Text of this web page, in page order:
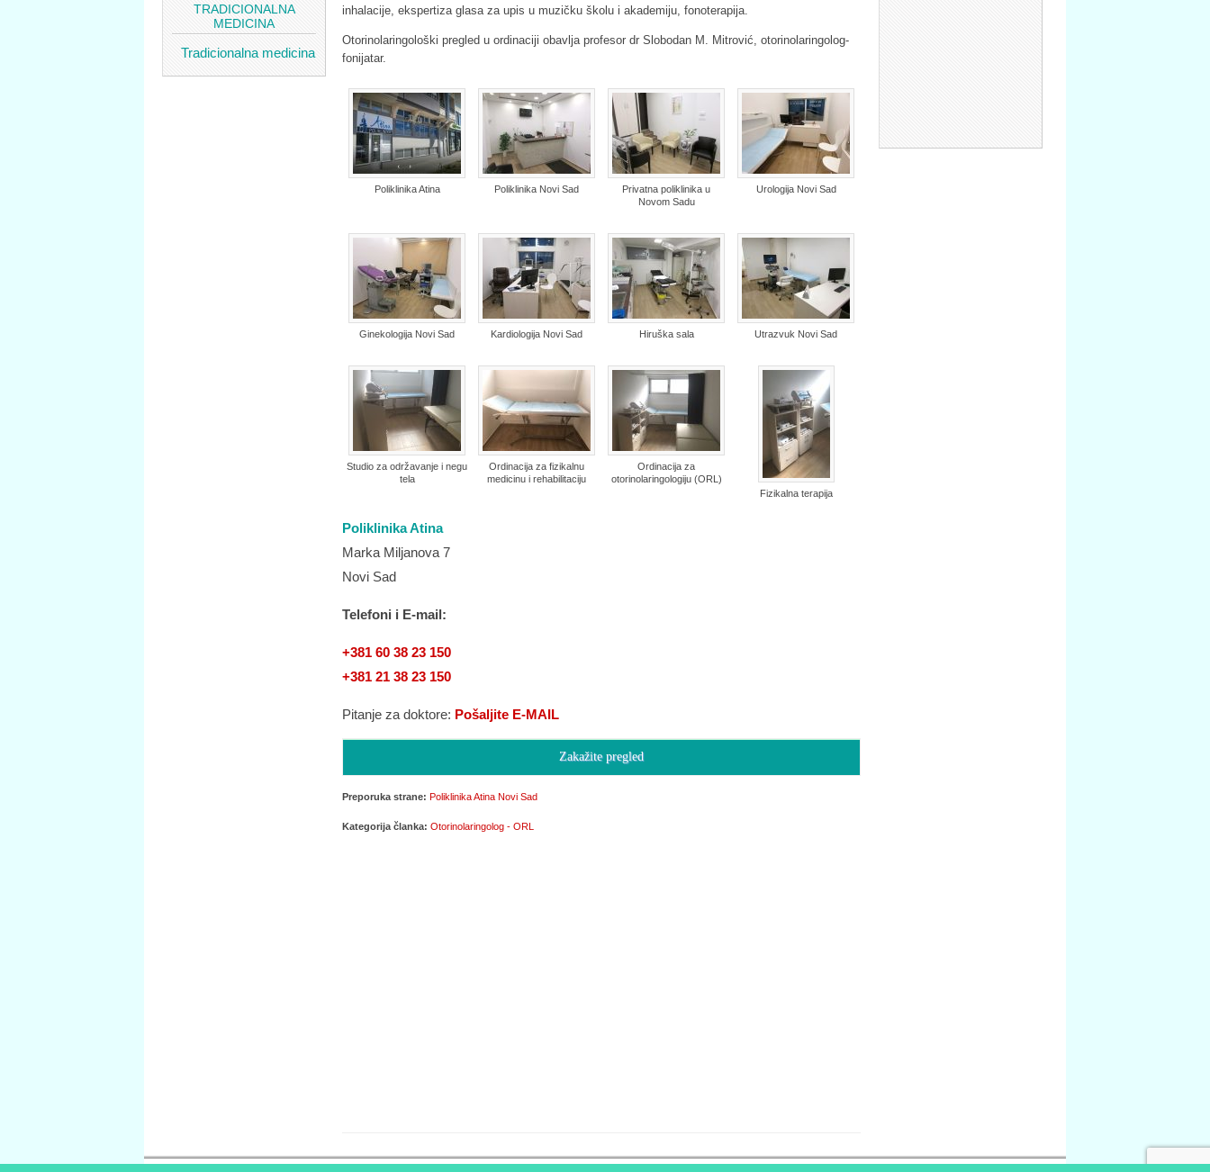
TRADICIONALNA
MEDICINA
Tradicionalna medicina
inhalacije, ekspertiza glasa za upis u muzičku školu i akademiju, fonoterapija.
Otorinolaringološki pregled u ordinaciji obavlja profesor dr Slobodan M. Mitrović, otorinolaringolog-
fonijatar.
Poliklinika Atina Poliklinika Novi Sad
Privatna poliklinika u
Novom Sadu
Urologija Novi Sad
Ginekologija Novi Sad Kardiologija Novi Sad Hiruška sala Utrazvuk Novi Sad
Studio za održavanje i negu
tela
Ordinacija za fizikalnu
medicinu i rehabilitaciju
Ordinacija za
otorinolaringologiju (ORL)
Fizikalna terapija
Poliklinika Atina
Marka Miljanova 7
Novi Sad
Telefoni i E-mail:
+381 60 38 23 150
+381 21 38 23 150
Pitanje za doktore: Pošaljite E-MAIL
Zakažite pregled
Preporuka strane: Poliklinika Atina Novi Sad
Kategorija članka: Otorinolaringolog - ORL